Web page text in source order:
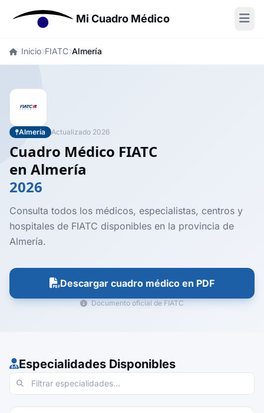
Mi Cuadro Médico
Inicio FIATC Almería
Almería Actualizado 2026
Cuadro Médico FIATC
en Almería
2026
Consulta todos los médicos, especialistas, centros y
hospitales de FIATC disponibles en la provincia de
Almería.
Descargar cuadro médico en PDF
Documento oficial de FIATC
Especialidades Disponibles